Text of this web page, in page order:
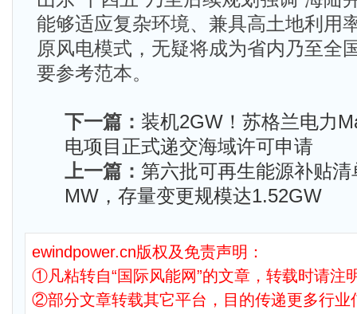
能够适应复杂环境、兼具高土地利用
原风电模式，无疑将成为省内乃至全
要参考范本。
下一篇： 装机2GW！苏格兰电力
电项目正式递交海域许可申请
上一篇： 第六批可再生能源补贴
MW，存量变更规模达1.52GW
ewindpower.cn版权及免责声明：
①凡粘转自“国际风能网”的文章，转载时请注
②部分文章转载其它平台，目的传递更多行业